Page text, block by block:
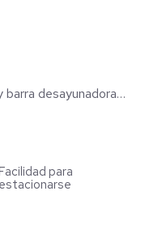
desayunadora
para
estacionarse